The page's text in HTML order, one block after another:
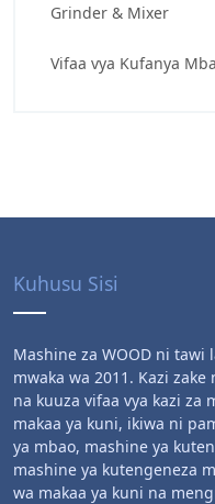
Grinder & Mixer
Vifaa vya Kufanya
Kuhusu Sisi
Mashine za WOOD ni
mwaka wa 2011. Kazi
na kuuza vifaa vya kazi za
makaa ya kuni, ikiwa ni
ya mbao, mashine ya
mashine ya kutengeneza
wa makaa ya kuni na